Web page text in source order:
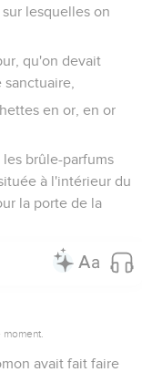
lesquelles on
qu'on devait
en or, en or
brûle-parfums
à l'intérieur du
la porte de la
avait fait faire